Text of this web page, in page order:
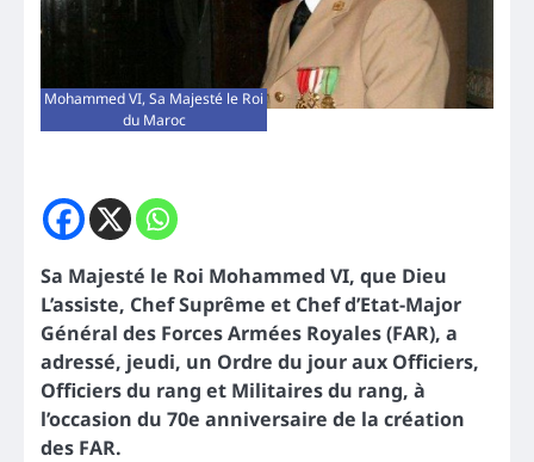
Mohammed VI, Sa Majesté le Roi
du Maroc
Sa Majesté le Roi Mohammed VI, que Dieu
L’assiste, Chef Suprême et Chef d’Etat-Major
Général des Forces Armées Royales (FAR), a
adressé, jeudi, un Ordre du jour aux Officiers,
Officiers du rang et Militaires du rang, à
l’occasion du 70e anniversaire de la création
des FAR.